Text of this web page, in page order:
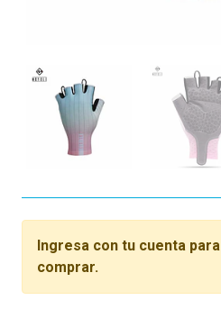
Ingresa con tu cuenta para
comprar.